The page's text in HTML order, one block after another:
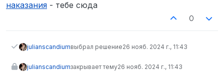
наказания - тебе сюда
0
julianscandiumвыбрал решение26 нояб. 2024 г., 11:43
julianscandiumзакрывает тему26 нояб. 2024 г., 11:43